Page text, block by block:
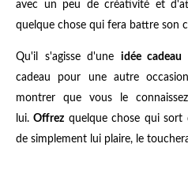
avec un peu de créativité et
quelque chose qui fera battre son
Qu'il s'agisse d'une idée cadeau
cadeau pour une autre
montrer que vous le
lui.Offrez quelque chose qui sort
de simplement lui plaire, le